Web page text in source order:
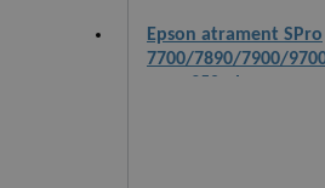
Epson atrament SPro
7700/7890/7900/